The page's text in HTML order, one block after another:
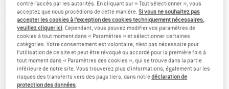
dos ski
(0)
contre l'accès par les autorités. En cliquant sur « Tout sélectionner », vous
acceptez que nous procédions de cette manière.Si vous ne souhaitez pas
accepter les cookies à l’exception des cookies techniquement nécessaires,
veuillez cliquer ici. Cependant, vous pouvez modifier vos paramètres de
cookies à tout moment dans « Paramètres » et sélectionner certaines
catégories. Votre consentement est volontaire, n’est pas nécessaire pour
l’utilisation de ce site et peut être révoqué ou accordé pour la première fois à
tout moment dans « Paramètres des cookies », qui se trouve dans la partie
inférieure de notre site. Vous trouverez plus d'informations, également sur les
risques des transferts vers des pays tiers, dans notredéclaration de
protection des données.